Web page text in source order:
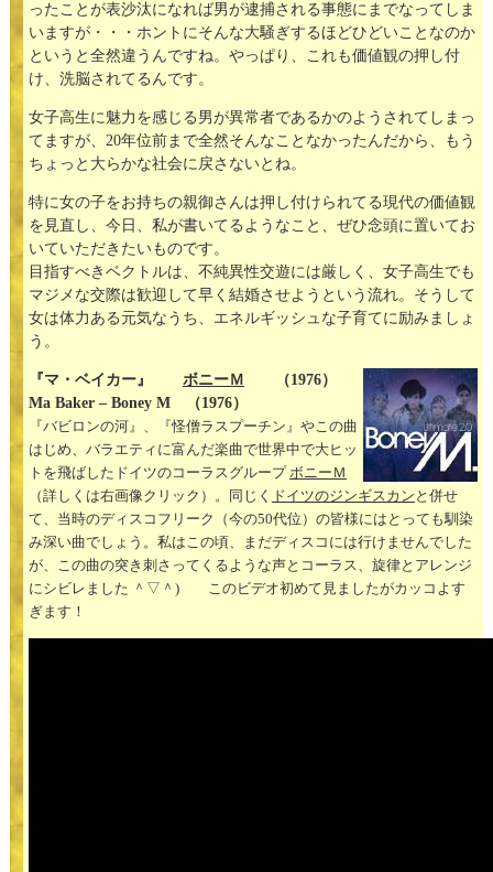
ったことが表沙汰になれば男が逮捕される事態にまでなってしま
いますが・・・ホントにそんな大騒ぎするほどひどいことなのか
というと全然違うんですね。やっぱり、これも価値観の押し付
け、洗脳されてるんです。
女子高生に魅力を感じる男が異常者であるかのようされてしまっ
てますが、20年位前まで全然そんなことなかったんだから、もう
ちょっと大らかな社会に戻さないとね。
特に女の子をお持ちの親御さんは押し付けられてる現代の価値観
を見直し、今日、私が書いてるようなこと、ぜひ念頭に置いてお
いていただきたいものです。
目指すべきベクトルは、不純異性交遊には厳しく、女子高生でも
マジメな交際は歓迎して早く結婚させようという流れ。そうして
女は体力ある元気なうち、エネルギッシュな子育てに励みましょ
う。
『マ・ベイカー』 ボニーＭ
（1976）
Ma Baker – Boney M （1976）
『バビロンの河』、『怪僧ラスプーチン』やこの曲
はじめ、バラエティに富んだ楽曲で世界中で大ヒッ
トを飛ばしたドイツのコーラスグループボニーＭ
（詳しくは右画像クリック）。同じく ドイツのジンギスカン と併せ
て、当時のディスコフリーク（今の50代位）の皆様にはとっても馴染
み深い曲でしょう。私はこの頃、まだディスコには行けませんでした
が、この曲の突き刺さってくるような声とコーラス、旋律とアレンジ
にシビレました ＾▽＾) このビデオ初めて見ましたがカッコよす
ぎます！